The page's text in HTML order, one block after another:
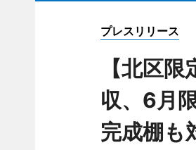
プレスリリース
【北区
収、6月
完成棚も